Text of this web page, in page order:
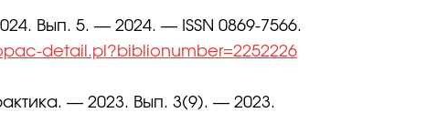
Вып. 5. — 2024. — ISSN 0869-7566.
detail.pl?biblionumber=2252226
— 2023. Вып. 3(9). — 2023.